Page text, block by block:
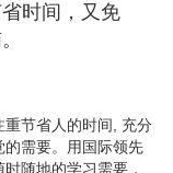
时间，又免
节省人的时间, 充分
需要。用国际领先
随地的学习需要，